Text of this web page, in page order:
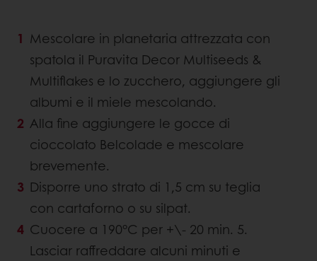
Mescolare in planetaria attrezzata con
spatola il Puravita Decor Multiseeds &
Multiflakes e lo zucchero, aggiungere gli
albumi e il miele mescolando.
Alla fine aggiungere le gocce di
cioccolato Belcolade e mescolare
brevemente.
Disporre uno strato di 1,5 cm su teglia
con cartaforno o su silpat.
Cuocere a 190°C per +\- 20 min. 5.
Lasciar raffreddare alcuni minuti e